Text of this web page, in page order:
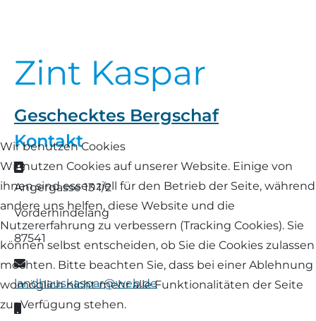
Zint Kaspar
Geschecktes Bergschaf
Kontakt
Adresse
Angergasse 13 1/2
Vorderhindelang
87541
E-Mail
landhauskaspar@web.de
Mobil
Wir benutzen Cookies
Wir nutzen Cookies auf unserer Website. Einige von
ihnen sind essenziell für den Betrieb der Seite, während
andere uns helfen, diese Website und die
Nutzererfahrung zu verbessern (Tracking Cookies). Sie
können selbst entscheiden, ob Sie die Cookies zulassen
möchten. Bitte beachten Sie, dass bei einer Ablehnung
womöglich nicht mehr alle Funktionalitäten der Seite
zur Verfügung stehen.
Links Züchter-Internetseiten
Futtrationsrechner
Fachberater in Bayern
Lineare Beurteilung Zahnstellung
Erfassung der Euterreinheit
Weißes Bergschaf
Rouge de Roussillon
Schwarzes Villnösser Schaf
Scottish Blackface
Shetland
Skudde
South Down
Soayschaf